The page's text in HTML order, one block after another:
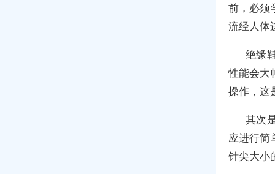
前，必须
流经人体
绝缘
性能会大
操作，这
其次
应进行简
针尖大小